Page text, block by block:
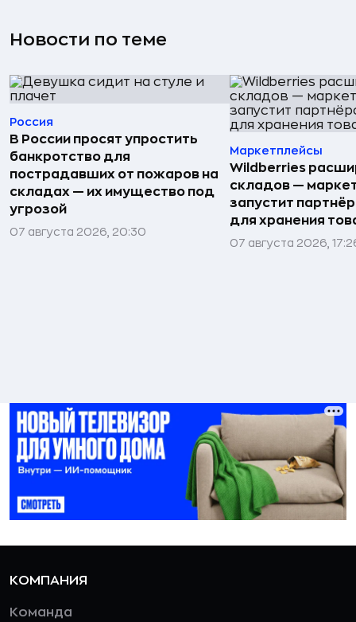
Новости по теме
Россия
В России просят упростить
банкротство для
пострадавших от пожаров на
складах — их имущество под
угрозой
07 августа 2026, 20:30
Маркетплейсы
Wildberries
складов —
запустит
для хранения
07 августа 2026,
КОМПАНИЯ
Команда